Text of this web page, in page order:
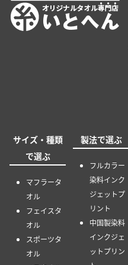
サイズ・種類
で選ぶ
マフラータ
オル
フェイスタ
オル
スポーツタ
オル
製法で選ぶ
フルカラー
染料インク
ジェットプ
リント
中国製染料
インクジェ
ットプリン